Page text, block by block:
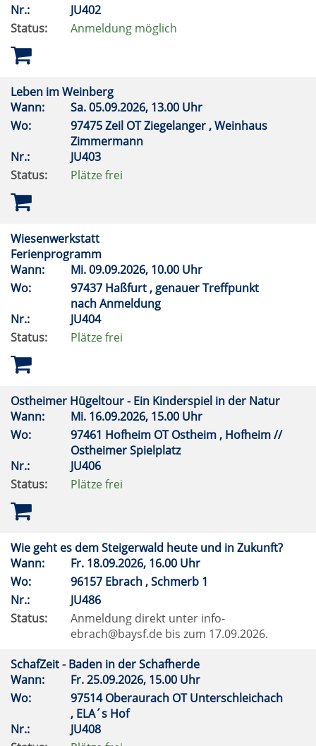
Nr.:
JU402
Status:
Anmeldung möglich
Leben im Weinberg
Wann:
Sa.05.09.2026, 13.00 Uhr
Wo:
97475 Zeil OT Ziegelanger , Weinhaus
Zimmermann
Nr.:
JU403
Status:
Plätze frei
Wiesenwerkstatt
Ferienprogramm
Wann:
Mi.09.09.2026, 10.00 Uhr
Wo:
97437 Haßfurt , genauer Treffpunkt
nach Anmeldung
Nr.:
JU404
Status:
Plätze frei
Ostheimer Hügeltour - Ein Kinderspiel in der Natur
Wann:
Mi. 16.09.2026, 15.00 Uhr
Wo:
97461 Hofheim OT Ostheim , Hofheim //
Ostheimer Spielplatz
Nr.:
JU406
Status:
Plätze frei
Wie geht es dem Steigerwald heute und in Zukunft?
Wann:
Fr. 18.09.2026, 16.00 Uhr
Wo:
96157 Ebrach , Schmerb 1
Nr.:
JU486
Status:
Anmeldung direkt unter info-
ebrach@baysf.de bis zum 17.09.2026.
SchafZeit - Baden in der Schafherde
Wann:
Fr.25.09.2026, 15.00 Uhr
Wo:
97514 Oberaurach OT Unterschleichach
, ELA´s Hof
Nr.:
JU408